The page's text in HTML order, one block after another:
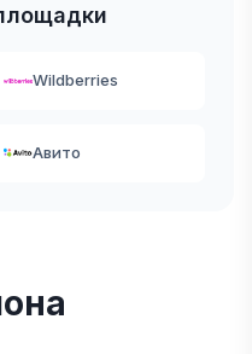
Wildberries
Авито